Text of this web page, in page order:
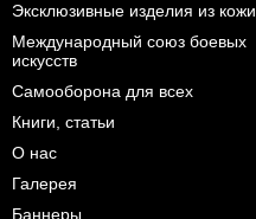
Эксклюзивные изделия из кожи
Международный союз боевых
искусств
Самооборона для всех
Книги, статьи
О нас
Галерея
Баннеры